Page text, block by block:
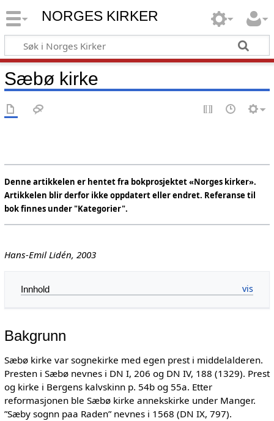
NORGES KIRKER
Sæbø kirke
Denne artikkelen er hentet fra bokprosjektet «Norges kirker».
Artikkelen blir derfor ikke oppdatert eller endret. Referanse til
bok finnes under "Kategorier".
Hans-Emil Lidén, 2003
Innhold
Bakgrunn
Sæbø kirke var sognekirke med egen prest i middelalderen.
Presten i Sæbø nevnes i DN I, 206 og DN IV, 188 (1329). Prest
og kirke i Bergens kalvskinn p. 54b og 55a. Etter
reformasjonen ble Sæbø kirke annekskirke under Manger.
”Sæby sognn paa Raden” nevnes i 1568 (DN IX, 797).